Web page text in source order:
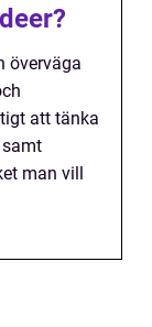
överväga
att tänka
samt
man vill